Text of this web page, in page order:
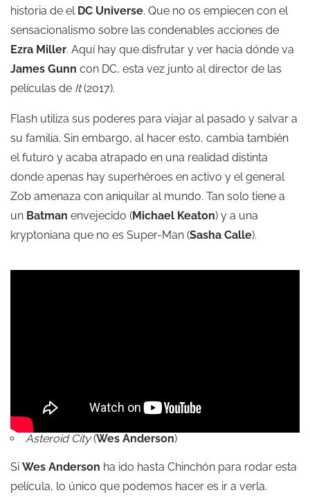
historia de el DC Universe. Que no os empiecen con el
sensacionalismo sobre las condenables acciones de
Ezra Miller. Aquí hay que disfrutar y ver hacia dónde va
James Gunn con DC, esta vez junto al director de las
películas de It(2017).
Flash utiliza sus poderes para viajar al pasado y salvar a
su familia. Sin embargo, al hacer esto, cambia también
el futuro y acaba atrapado en una realidad distinta
donde apenas hay superhéroes en activo y el general
Zob amenaza con aniquilar al mundo. Tan solo tiene a
un Batman envejecido (Michael Keaton) y a una
kryptoniana que no es Super-Man (Sasha Calle).
Asteroid City(Wes Anderson)
Si Wes Anderson ha ido hasta Chinchón para rodar esta
película, lo único que podemos hacer es ir a verla.